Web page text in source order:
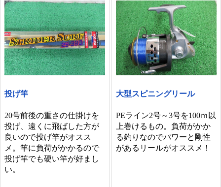
投げ竿
20号前後の重さの仕掛けを
投げ、遠くに飛ばした方が
良いので投げ竿がオスス
メ。竿に負荷がかかるので
投げ竿でも硬い竿が好まし
い。
大型スピニングリール
PEライン2号～3号を100ｍ以
上巻けるもの。負荷がかか
る釣りなのでパワーと剛性
があるリールがオススメ！